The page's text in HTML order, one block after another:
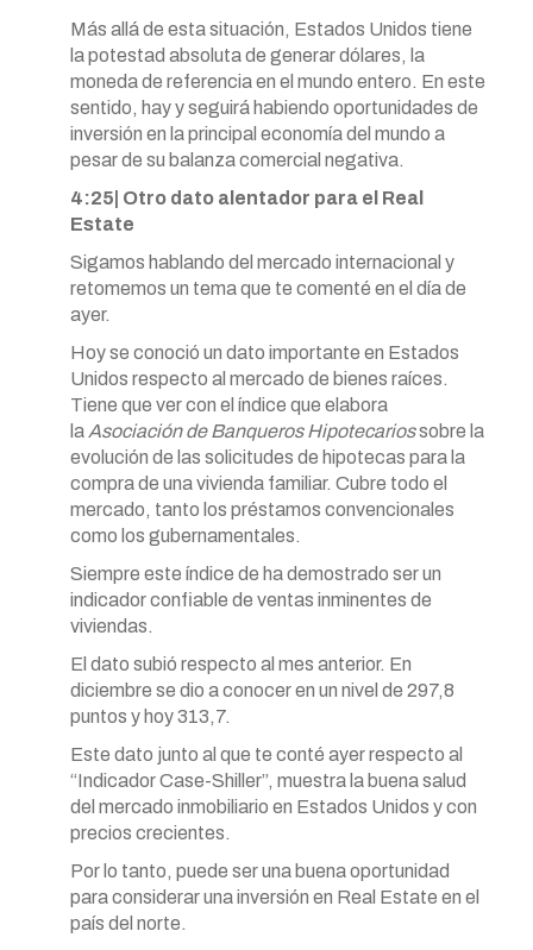
Más allá de esta situación, Estados Unidos tiene
la potestad absoluta de generar dólares, la
moneda de referencia en el mundo entero. En este
sentido, hay y seguirá habiendo oportunidades de
inversión en la principal economía del mundo a
pesar de su balanza comercial negativa.
4:25| Otro dato alentador para el Real
Estate
Sigamos hablando del mercado internacional y
retomemos un tema que te comenté en el día de
ayer.
Hoy se conoció un dato importante en Estados
Unidos respecto al mercado de bienes raíces.
Tiene que ver con el índice que elabora
la Asociación de Banqueros Hipotecariossobre la
evolución de las solicitudes de hipotecas para la
compra de una vivienda familiar. Cubre todo el
mercado, tanto los préstamos convencionales
como los gubernamentales.
Siempre este índice de ha demostrado ser un
indicador confiable de ventas inminentes de
viviendas.
El dato subió respecto al mes anterior. En
diciembre se dio a conocer en un nivel de 297,8
puntos y hoy 313,7.
Este dato junto al que te conté ayer respecto al
“Indicador Case-Shiller”, muestra la buena salud
del mercado inmobiliario en Estados Unidos y con
precios crecientes.
Por lo tanto, puede ser una buena oportunidad
para considerar una inversión en Real Estate en el
país del norte.